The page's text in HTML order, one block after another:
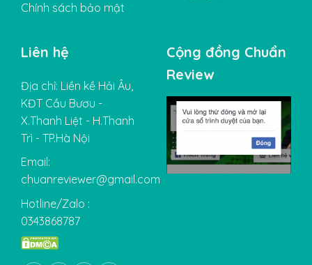
Chính sách bảo mật
Liên hệ
Địa chỉ: Liền kề Hải Âu,
KĐT Cầu Bươu -
X.Thanh Liệt - H.Thanh
Trì - TP.Hà Nội
Email:
chuanreviewer@gmail.com
Hotline/Zalo :
0343868787
Cộng đồng Chuẩn
Review